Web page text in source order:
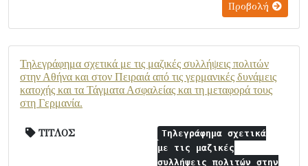
Προβολή
Τηλεγράφημα σχετικά με τις μαζικές συλλήψεις πολιτών
στην Αθήνα και στον Πειραιά από τις γερμανικές δυνάμεις
κατοχής και τα Τάγματα Ασφαλείας και τη μεταφορά τους
στη Γερμανία.
ΤΙΤΛΟΣ
Τηλεγράφημα σχετικά
με τις μαζικές
συλλήψεις πολιτών στην